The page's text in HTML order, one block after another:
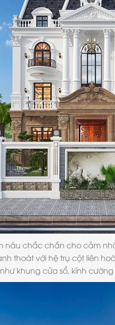
chắc chắn cho cảm
thoát với hệ trụ cột liên
khung cửa sổ, kính cường